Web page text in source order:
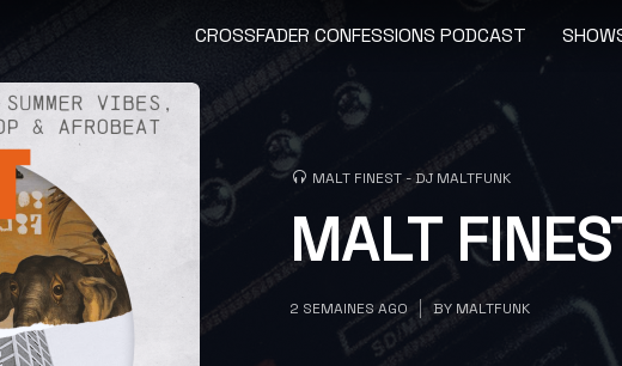
CROSSFADER CONFESSIONS PODCAST
MALT FINEST - DJ MALTFUNK
MALT
2 SEMAINES AGO BY MALTFUNK